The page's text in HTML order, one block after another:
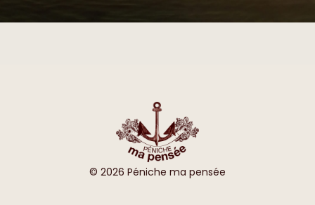
© 2026 Péniche ma pensée